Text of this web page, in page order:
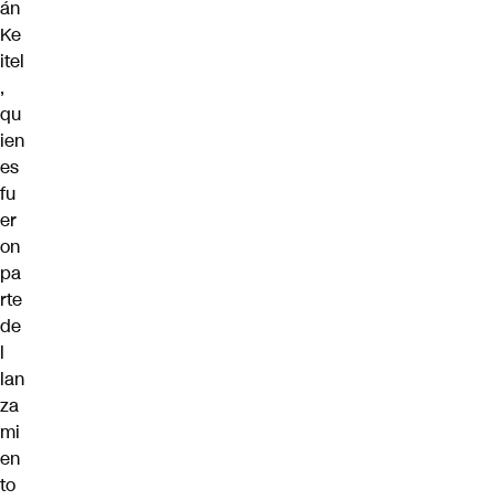
án
Ke
itel
,
qu
ien
es
fu
er
on
pa
rte
de
l
lan
za
mi
en
to